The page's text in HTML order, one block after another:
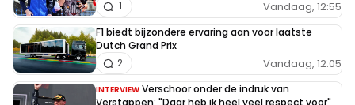
Vandaag, 12:55
1
F1 biedt bijzondere ervaring aan voor laatste
Dutch Grand Prix
Vandaag, 12:05
2
INTERVIEW Verschoor onder de indruk van